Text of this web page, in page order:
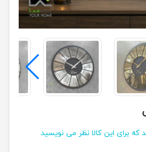
که برای این کالا نظر می نویسید